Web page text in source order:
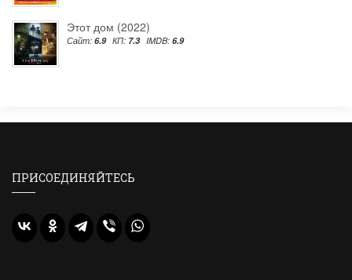
Этот дом (2022)
Сайт: 6.9 КП: 7.3 IMDB: 6.9
ПРИСОЕДИНЯЙТЕСЬ